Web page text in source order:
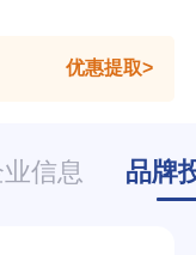
优惠提取
信息 品牌